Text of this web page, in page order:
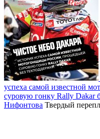
успеха самой известной
суровую гонку Rally Dakar
Нифонтова Твердый